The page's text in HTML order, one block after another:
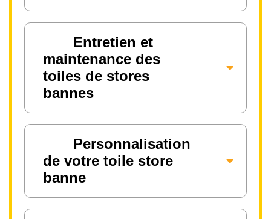
Entretien et
maintenance des
toiles de stores
bannes
Personnalisation
de votre toile store
banne